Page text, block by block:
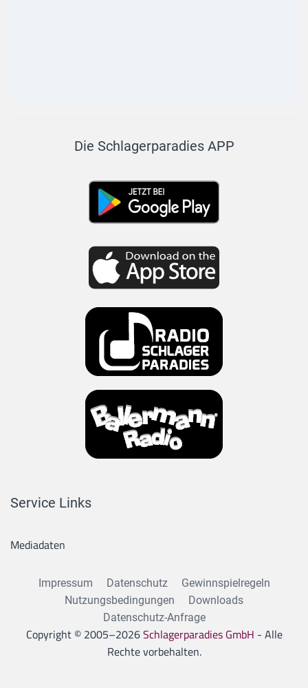
Die Schlagerparadies APP
Service Links
Mediadaten
Impressum Datenschutz
Gewinnspielregeln
Nutzungsbedingungen
Downloads
Datenschutz-Anfrage
Copyright © 2005–2026Schlagerparadies GmbH - Alle
Rechte vorbehalten.